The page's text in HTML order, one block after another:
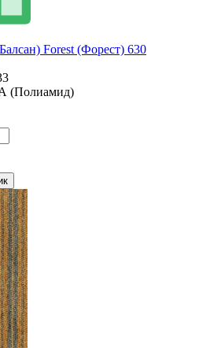
Forest (Форест) 630
(Полиамид)